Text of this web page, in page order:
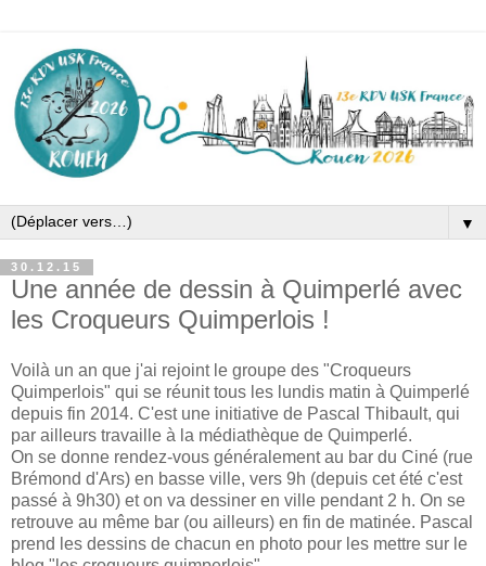
▼
30.12.15
Une année de dessin à Quimperlé avec
les Croqueurs Quimperlois !
Voilà un an que j'ai rejoint le groupe des "Croqueurs
Quimperlois" qui se réunit tous les lundis matin à Quimperlé
depuis fin 2014. C'est une initiative de Pascal Thibault, qui
par ailleurs travaille à la médiathèque de Quimperlé.
On se donne rendez-vous généralement au bar du Ciné (rue
Brémond d'Ars) en basse ville, vers 9h (depuis cet été c'est
passé à 9h30) et on va dessiner en ville pendant 2 h. On se
retrouve au même bar (ou ailleurs) en fin de matinée. Pascal
prend les dessins de chacun en photo pour les mettre sur le